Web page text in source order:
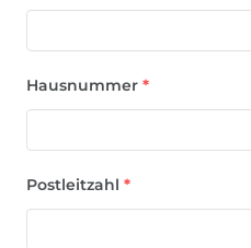
Hausnummer *
Postleitzahl *